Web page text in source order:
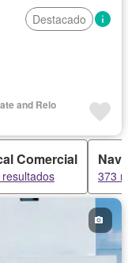
Destacado
and Relo
Comercial
373